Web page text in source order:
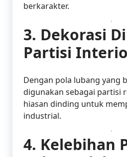
berkarakter.
3. Dekorasi
Partisi
Dengan pola lubang yang
digunakan sebagai partisi
hiasan dinding untuk
industrial.
4. Kelebihan